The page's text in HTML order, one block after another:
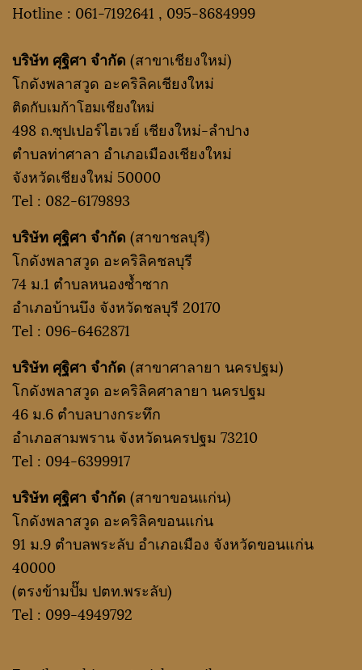
Hotline : 061-7192641 , 095-8684999
บริษัท ศุฐิศา จำกัด (สาขาเชียงใหม่)
โกดังพลาสวูด อะคริลิคเชียงใหม่
ติดกับเมก้าโฮมเชียงใหม่
498 ถ.ซุปเปอร์ไฮเวย์ เชียงใหม่-ลำปาง
ตำบลท่าศาลา อำเภอเมืองเชียงใหม่
จังหวัดเชียงใหม่ 50000
Tel : 082-6179893
บริษัท ศุฐิศา จำกัด (สาขาชลบุรี)
โกดังพลาสวูด อะคริลิคชลบุรี
74 ม.1 ตำบลหนองซ้ำซาก
อำเภอบ้านบึง จังหวัดชลบุรี 20170
Tel : 096-6462871
บริษัท ศุฐิศา จำกัด (สาขาศาลายา นครปฐม)
โกดังพลาสวูด อะคริลิคศาลายา นครปฐม
46 ม.6 ตำบลบางกระทึก
อำเภอสามพราน จังหวัดนครปฐม 73210
Tel : 094-6399917
บริษัท ศุฐิศา จำกัด (สาขาขอนแก่น)
โกดังพลาสวูด อะคริลิคขอนแก่น
91 ม.9 ตำบลพระลับ อำเภอเมือง จังหวัดขอนแก่น
40000
(ตรงข้ามปั๊ม ปตท.พระลับ)
Tel : 099-4949792